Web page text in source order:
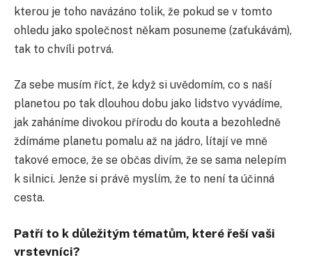
kterou je toho navázáno tolik, že pokud se v tomto
ohledu jako společnost někam posuneme (zaťukávám),
tak to chvíli potrvá.
Za sebe musím říct, že když si uvědomím, co s naší
planetou po tak dlouhou dobu jako lidstvo vyvádíme,
jak zaháníme divokou přírodu do kouta a bezohledně
ždímáme planetu pomalu až na jádro, lítají ve mně
takové emoce, že se občas divím, že se sama nelepím
k silnici. Jenže si právě myslím, že to není ta účinná
cesta.
Patří to k důležitým tématům, které řeší vaši
vrstevníci?